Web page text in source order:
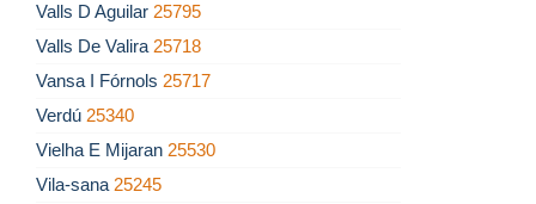
Valls D Aguilar 25795
Valls De Valira 25718
Vansa I Fórnols 25717
Verdú 25340
Vielha E Mijaran 25530
Vila-sana 25245